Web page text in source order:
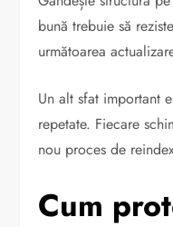
bună trebuie să
următoarea
Un alt sfat important
repetate. Fiecare
nou proces de
Cum